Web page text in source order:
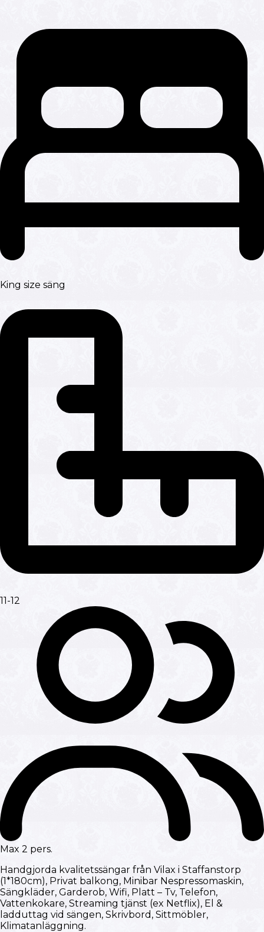
King size säng
11-12
Max 2 pers.
Handgjorda kvalitetssängar från Vilax i Staffanstorp
(1*180cm), Privat balkong, Minibar Nespressomaskin,
Sängkläder, Garderob, Wifi, Platt – Tv, Telefon,
Vattenkokare, Streaming tjänst (ex Netflix), El &
ladduttag vid sängen, Skrivbord, Sittmöbler,
Klimatanläggning.